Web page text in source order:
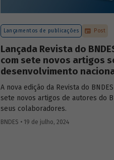
Lançamentos de publicações Post
Lançada Revista do
com sete novos artigos
desenvolvimento
A nova edição da Revista do
sete novos artigos de autores do
seus colaboradores.
BNDES • 19 de julho, 2024